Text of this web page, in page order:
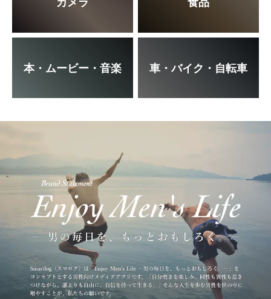
本・ムービー・音楽 車・バイク・自転車